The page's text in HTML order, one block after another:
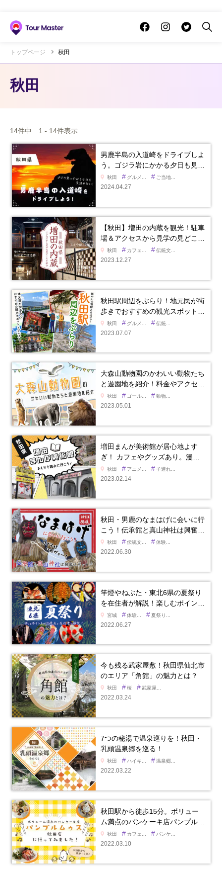
トップページ 秋田
秋田
14件中 1 - 14件表示
男鹿半島の入道崎をドライブしよ
う。ゴジラ岩にかかる夕日も見…
秋田 # グルメ... # ご当地...
2024.04.27
【秋田】増田の内蔵を観光！駐車
場＆アクセスから見学の見どこ…
秋田 # カフェ... #伝統文...
2023.12.27
秋田駅周辺をぶらり！地元民が街
歩きでおすすめの観光スポット…
秋田 # グルメ... #伝統...
2023.07.07
大森山動物園のかわいい動物たち
と遊園地を紹介！料金やアクセ…
秋田 # ゴール... #動物...
2023.05.01
増田まんが美術館が居心地よす
ぎ！ カフェやグッズあり。漫…
秋田 # アニメ... #子連れ...
2023.02.14
秋田・男鹿のなまはげに会いに行
こう！伝承館と真山神社は興奮…
秋田 #伝統文... #体験...
2022.06.30
竿燈やねぶた・東北6県の夏祭り
を在住者が解説！楽しむポイン…
宮城 #体験... #夏祭り...
2022.06.27
今も残る武家屋敷！秋田県仙北市
のエリア「角館」の魅力とは？
秋田 #桜 #武家屋...
2022.03.24
7つの秘湯で温泉巡りを！秋田・
乳頭温泉郷を巡る！
秋田 # ハイキ... #温泉郷...
2022.03.22
秋田駅から徒歩15分。ボリュー
ム満点のパンケーキ店パンプル…
秋田 # カフェ... # パンケ...
2022.03.10